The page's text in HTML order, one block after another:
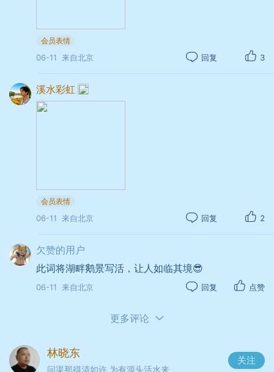
会员表情
06-11 来自北京 回复 3
溪水彩虹
会员表情
06-11 来自北京 回复 2
欠赞的用户
此词将湖畔鹅景写活，让人如临其境😎
06-11 来自北京 回复 点赞
更多评论
林晓东
问渠那得清如许 为有源头活水来
关注